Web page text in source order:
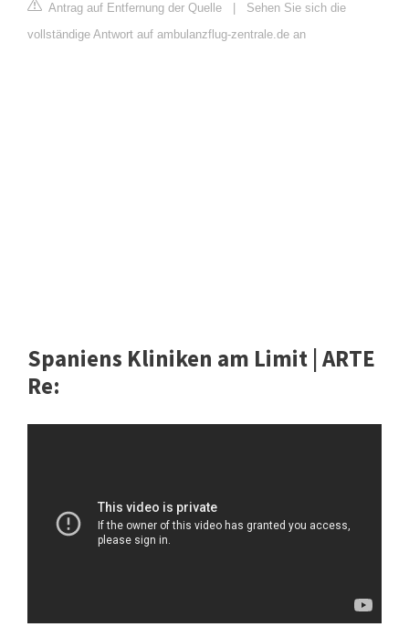
Antrag auf Entfernung der Quelle
Sehen Sie sich die
vollständige Antwort auf ambulanzflug-zentrale.de an
Spaniens Kliniken am Limit | ARTE
Re: